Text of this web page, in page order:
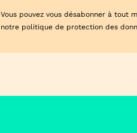
Vous pouvez vous désabonner à tout
notre politique de protection des